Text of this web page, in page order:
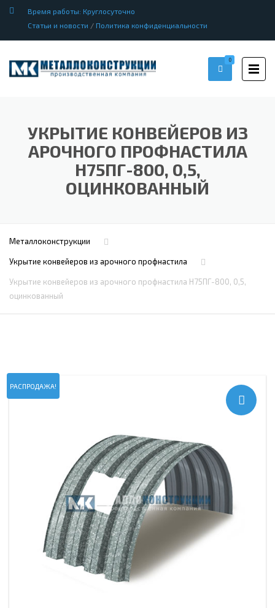
Время работы: Круглосуточно
Статьи и новости / Политика конфиденциальности
0
УКРЫТИЕ КОНВЕЙЕРОВ ИЗ
АРОЧНОГО ПРОФНАСТИЛА
Н75ПГ-800, 0,5,
ОЦИНКОВАННЫЙ
Металлоконструкции
Укрытие конвейеров из арочного профнастила
Укрытие конвейеров из арочного профнастила Н75ПГ-800, 0,5,
оцинкованный
РАСПРОДАЖА!